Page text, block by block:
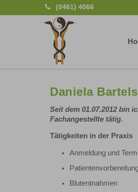
(0461) 4066
Daniela Bartels
Seit dem 01.07.2012 bin
Fachangestellte tätig.
Tätigkeiten in der Praxis
Anmeldung und
Blutentnahmen